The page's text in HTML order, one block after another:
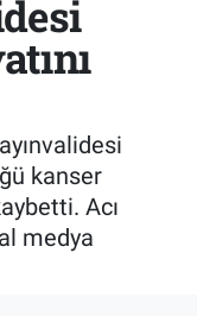
kanser
Acı
medya